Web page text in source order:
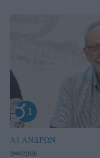
Α1 ΑΝΔΡΩΝ
29/07/2026